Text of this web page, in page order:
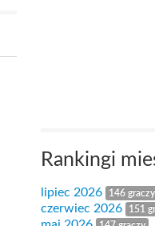
Rankingi
lipiec 2026 146 graczy
czerwiec 2026 151